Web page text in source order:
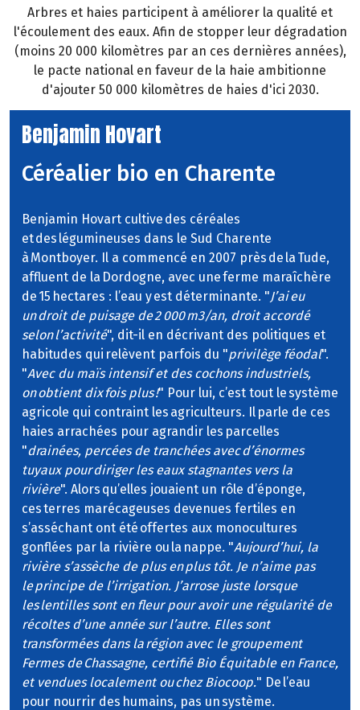
Arbres et haies participent à améliorer la qualité et
l'écoulement des eaux. Afin de stopper leur dégradation
(moins 20 000 kilomètres par an ces dernières années),
le pacte national en faveur de la haie ambitionne
d'ajouter 50 000 kilomètres de haies d'ici 2030.
Benjamin Hovart
Céréalier bio en Charente
Benjamin Hovart cultive des céréales
et des légumineuses dans le Sud Charente
à Montboyer. Il a commencé en 2007 près de la Tude,
affluent de la Dordogne, avec une ferme maraîchère
de 15 hectares : l’eau y est déterminante. "J’ai eu
un droit de puisage de 2 000 m3/an, droit accordé
selon l’activité", dit-il en décrivant des politiques et
habitudes qui relèvent parfois du "privilège féodal".
"Avec du maïs intensif et des cochons industriels,
on obtient dix fois plus !" Pour lui, c’est tout le système
agricole qui contraint les agriculteurs. Il parle de ces
haies arrachées pour agrandir les parcelles
"drainées, percées de tranchées avec d’énormes
tuyaux pour diriger les eaux stagnantes vers la
rivière". Alors qu’elles jouaient un rôle d’éponge,
ces terres marécageuses devenues fertiles en
s’asséchant ont été offertes aux monocultures
gonflées par la rivière ou la nappe. "Aujourd’hui, la
rivière s’assèche de plus en plus tôt. Je n’aime pas
le principe de l’irrigation. J’arrose juste lorsque
les lentilles sont en fleur pour avoir une régularité de
récoltes d’une année sur l’autre. Elles sont
transformées dans la région avec le groupement
Fermes de Chassagne, certifié Bio Équitable en France,
et vendues localement ou chez Biocoop." De l’eau
pour nourrir des humains, pas un système.